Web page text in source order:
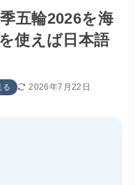
五輪2026を海
使えば日本語
る 2026年7月22日